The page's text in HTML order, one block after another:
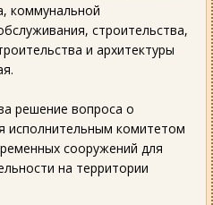
коммунальной
строительства,
и архитектуры
решение вопроса о
исполнительным комитетом
сооружений для
на территории